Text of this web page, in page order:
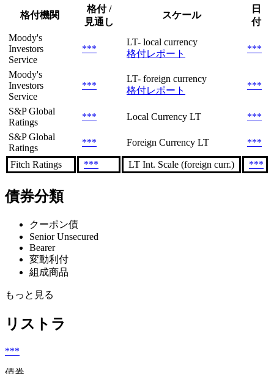
格付機関
格付 /
見通し
スケール
日
付
Moody's
Investors
Service
***
LT- local currency
格付レポート
***
Moody's
Investors
Service
***
LT- foreign currency
格付レポート
***
S&P Global
Ratings
*** Local Currency LT
***
S&P Global
Ratings
*** Foreign Currency LT ***
Fitch Ratings *** LT Int. Scale (foreign curr.) ***
債券分類
クーポン債
Senior Unsecured
Bearer
変動利付
組成商品
もっと見る
リストラ
***